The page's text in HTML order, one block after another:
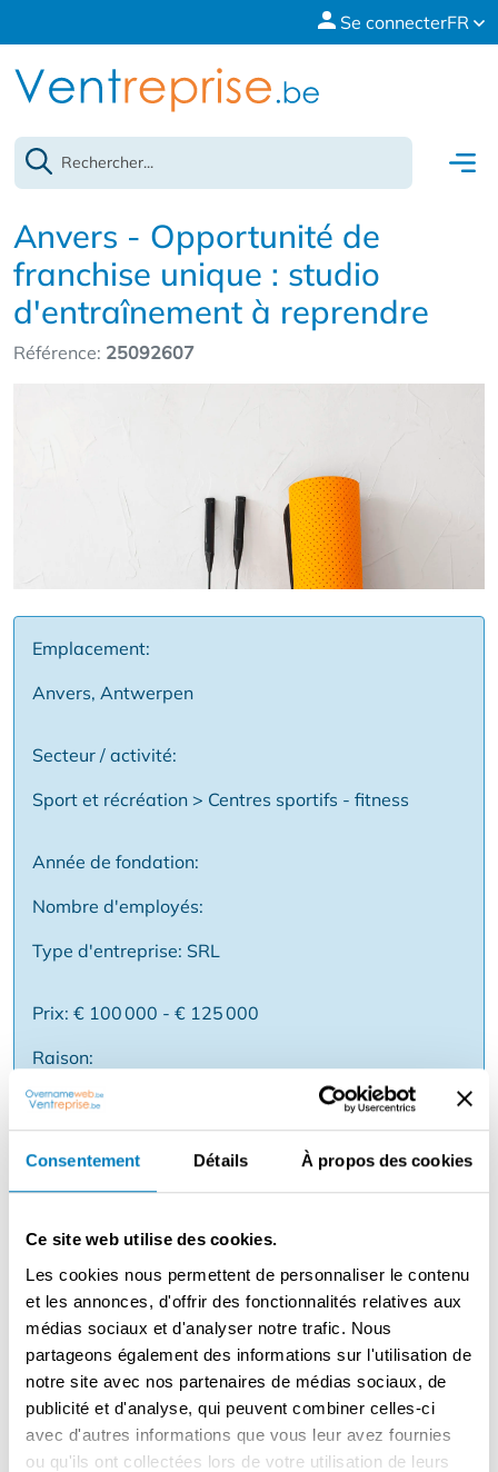
Consentement Détails À propos des cookies
Ce site web utilise des cookies.
Les cookies nous permettent de personnaliser le contenu
et les annonces, d'offrir des fonctionnalités relatives aux
médias sociaux et d'analyser notre trafic. Nous
partageons également des informations sur l'utilisation de
notre site avec nos partenaires de médias sociaux, de
publicité et d'analyse, qui peuvent combiner celles-ci
avec d'autres informations que vous leur avez fournies
ou qu'ils ont collectées lors de votre utilisation de leurs
Se connecterFR
Anvers - Opportunité de
franchise unique : studio
d'entraînement à reprendre
Référence: 25092607
Emplacement:
Anvers, Antwerpen
Secteur / activité:
Sport et récréation > Centres sportifs - fitness
Année de fondation:
Nombre d'employés:
Type d'entreprise: SRL
Prix: € 100 000 - € 125 000
Raison:
Description
santé et du fitness. L'affaire est entièrement prête à être
emménagée et dispose d'une clientèle fidèle ✅ Studio
établi avec des membres fidèles ✅ Emplacement
central et facilement accessible ✅ Équipement moderne
et de qualité ✅ Forte réputation et rentabilité prouvée
✅ Possibilité d'expansion avec des concepts
supplémentaires (coaching, nutrition, cours de groupe)
Intéressé(e) ? N'hésitez pas à demander plus
d'informations et nous vous les livrerons rapidement !